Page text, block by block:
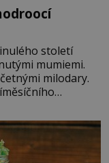
století
mumiemi.
milodary.
klimatickým
extrémně